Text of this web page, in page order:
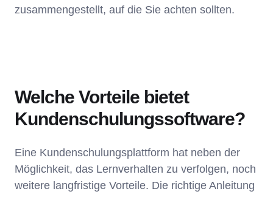
zusammengestellt, auf die Sie achten sollten.
Welche Vorteile bietet
Kundenschulungssoftware?
Eine Kundenschulungsplattform hat neben der
Möglichkeit, das Lernverhalten zu verfolgen, noch
weitere langfristige Vorteile. Die richtige Anleitung